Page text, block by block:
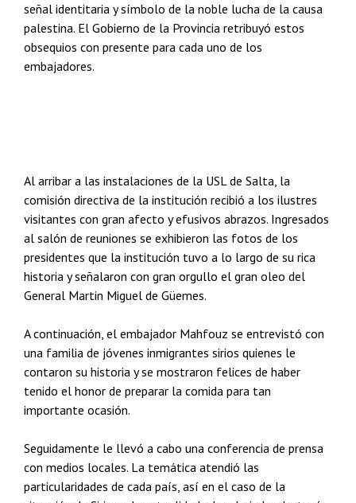
señal identitaria y símbolo de la noble lucha de la causa
palestina. El Gobierno de la Provincia retribuyó estos
obsequios con presente para cada uno de los
embajadores.
Al arribar a las instalaciones de la USL de Salta, la
comisión directiva de la institución recibió a los ilustres
visitantes con gran afecto y efusivos abrazos. Ingresados
al salón de reuniones se exhibieron las fotos de los
presidentes que la institución tuvo a lo largo de su rica
historia y señalaron con gran orgullo el gran oleo del
General Martin Miguel de Güemes.
A continuación, el embajador Mahfouz se entrevistó con
una familia de jóvenes inmigrantes sirios quienes le
contaron su historia y se mostraron felices de haber
tenido el honor de preparar la comida para tan
importante ocasión.
Seguidamente le llevó a cabo una conferencia de prensa
con medios locales. La temática atendió las
particularidades de cada país, así en el caso de la